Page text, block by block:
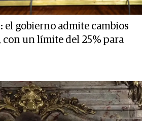
el gobierno admite cambios
con un límite del 25% para